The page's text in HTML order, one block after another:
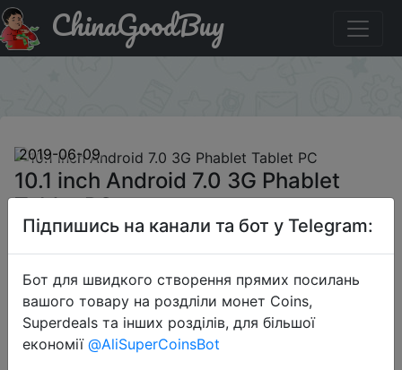
Придбати по акціи 10.1 inch Android 7.0 3G Phablet
Tablet PCChinaGoodBuy
2019-06-09
10.1 inch Android 7.0 3G Phablet
Tablet PC
$90.99
Sale
Підпишись на канали та бот у Telegram:
Бот для швидкого створення прямих посилань
вашого товару на роздліли монет Coins,
Superdeals та інших розділів, для більшої
економії @AliSuperCoinsBot